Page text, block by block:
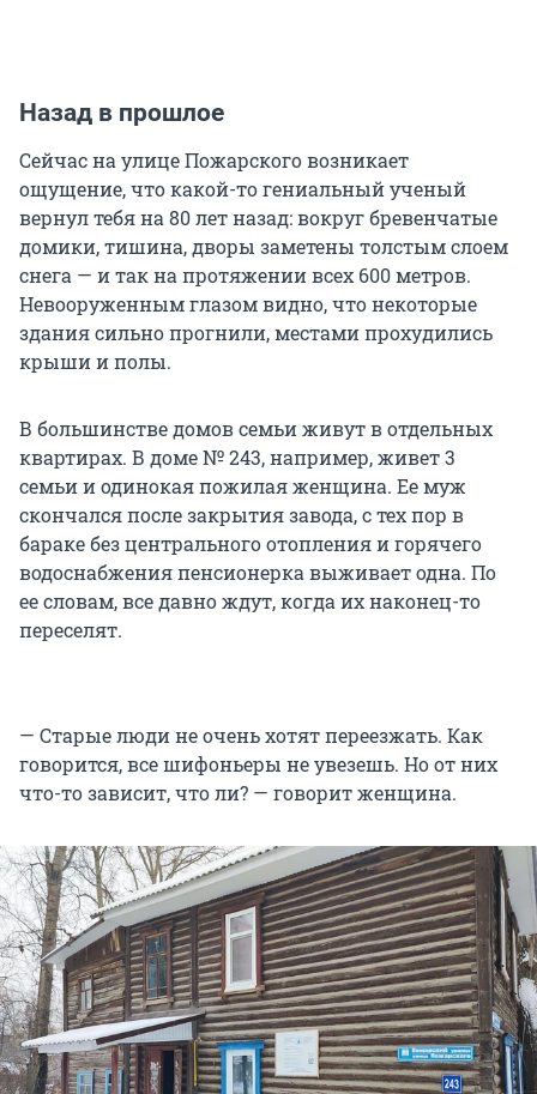
Назад в прошлое
Сейчас на улице Пожарского возникает
ощущение, что какой-то гениальный ученый
вернул тебя на 80 лет назад: вокруг бревенчатые
домики, тишина, дворы заметены толстым слоем
снега — и так на протяжении всех 600 метров.
Невооруженным глазом видно, что некоторые
здания сильно прогнили, местами прохудились
крыши и полы.
В большинстве домов семьи живут в отдельных
квартирах. В доме № 243, например, живет 3
семьи и одинокая пожилая женщина. Ее муж
скончался после закрытия завода, с тех пор в
бараке без центрального отопления и горячего
водоснабжения пенсионерка выживает одна. По
ее словам, все давно ждут, когда их наконец-то
переселят.
— Старые люди не очень хотят переезжать. Как
говорится, все шифоньеры не увезешь. Но от них
что-то зависит, что ли? — говорит женщина.